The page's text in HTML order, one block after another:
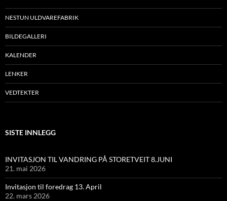
NESTUN ULDVAREFABRIK
BILDEGALLERI
KALENDER
LENKER
VEDTEKTER
SISTE INNLEGG
INVITASJON TIL VANDRING PÅ STORETVEIT 8.JUNI
21. mai 2026
Invitasjon til foredrag 13. April
22. mars 2026